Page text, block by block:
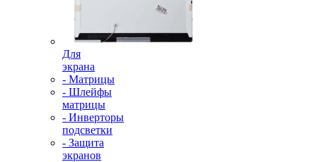
Для
экрана
- Матрицы
- Шлейфы
матрицы
- Инверторы
подсветки
- Защита
экранов